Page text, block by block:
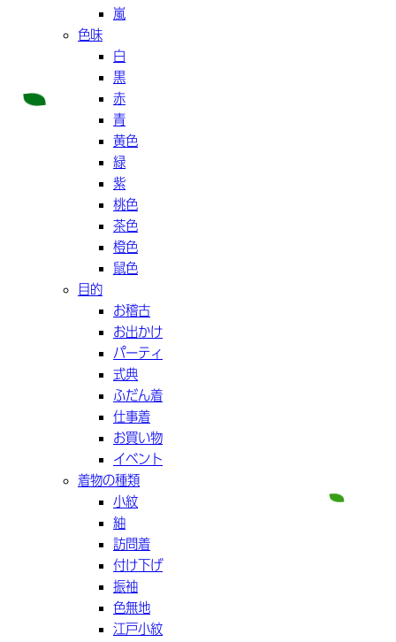
嵐
色味
白
黒
赤
青
黄色
緑
紫
桃色
茶色
橙色
鼠色
目的
お稽古
お出かけ
パーティ
式典
ふだん着
仕事着
お買い物
イベント
着物の種類
小紋
紬
訪問着
付け下げ
振袖
色無地
江戸小紋